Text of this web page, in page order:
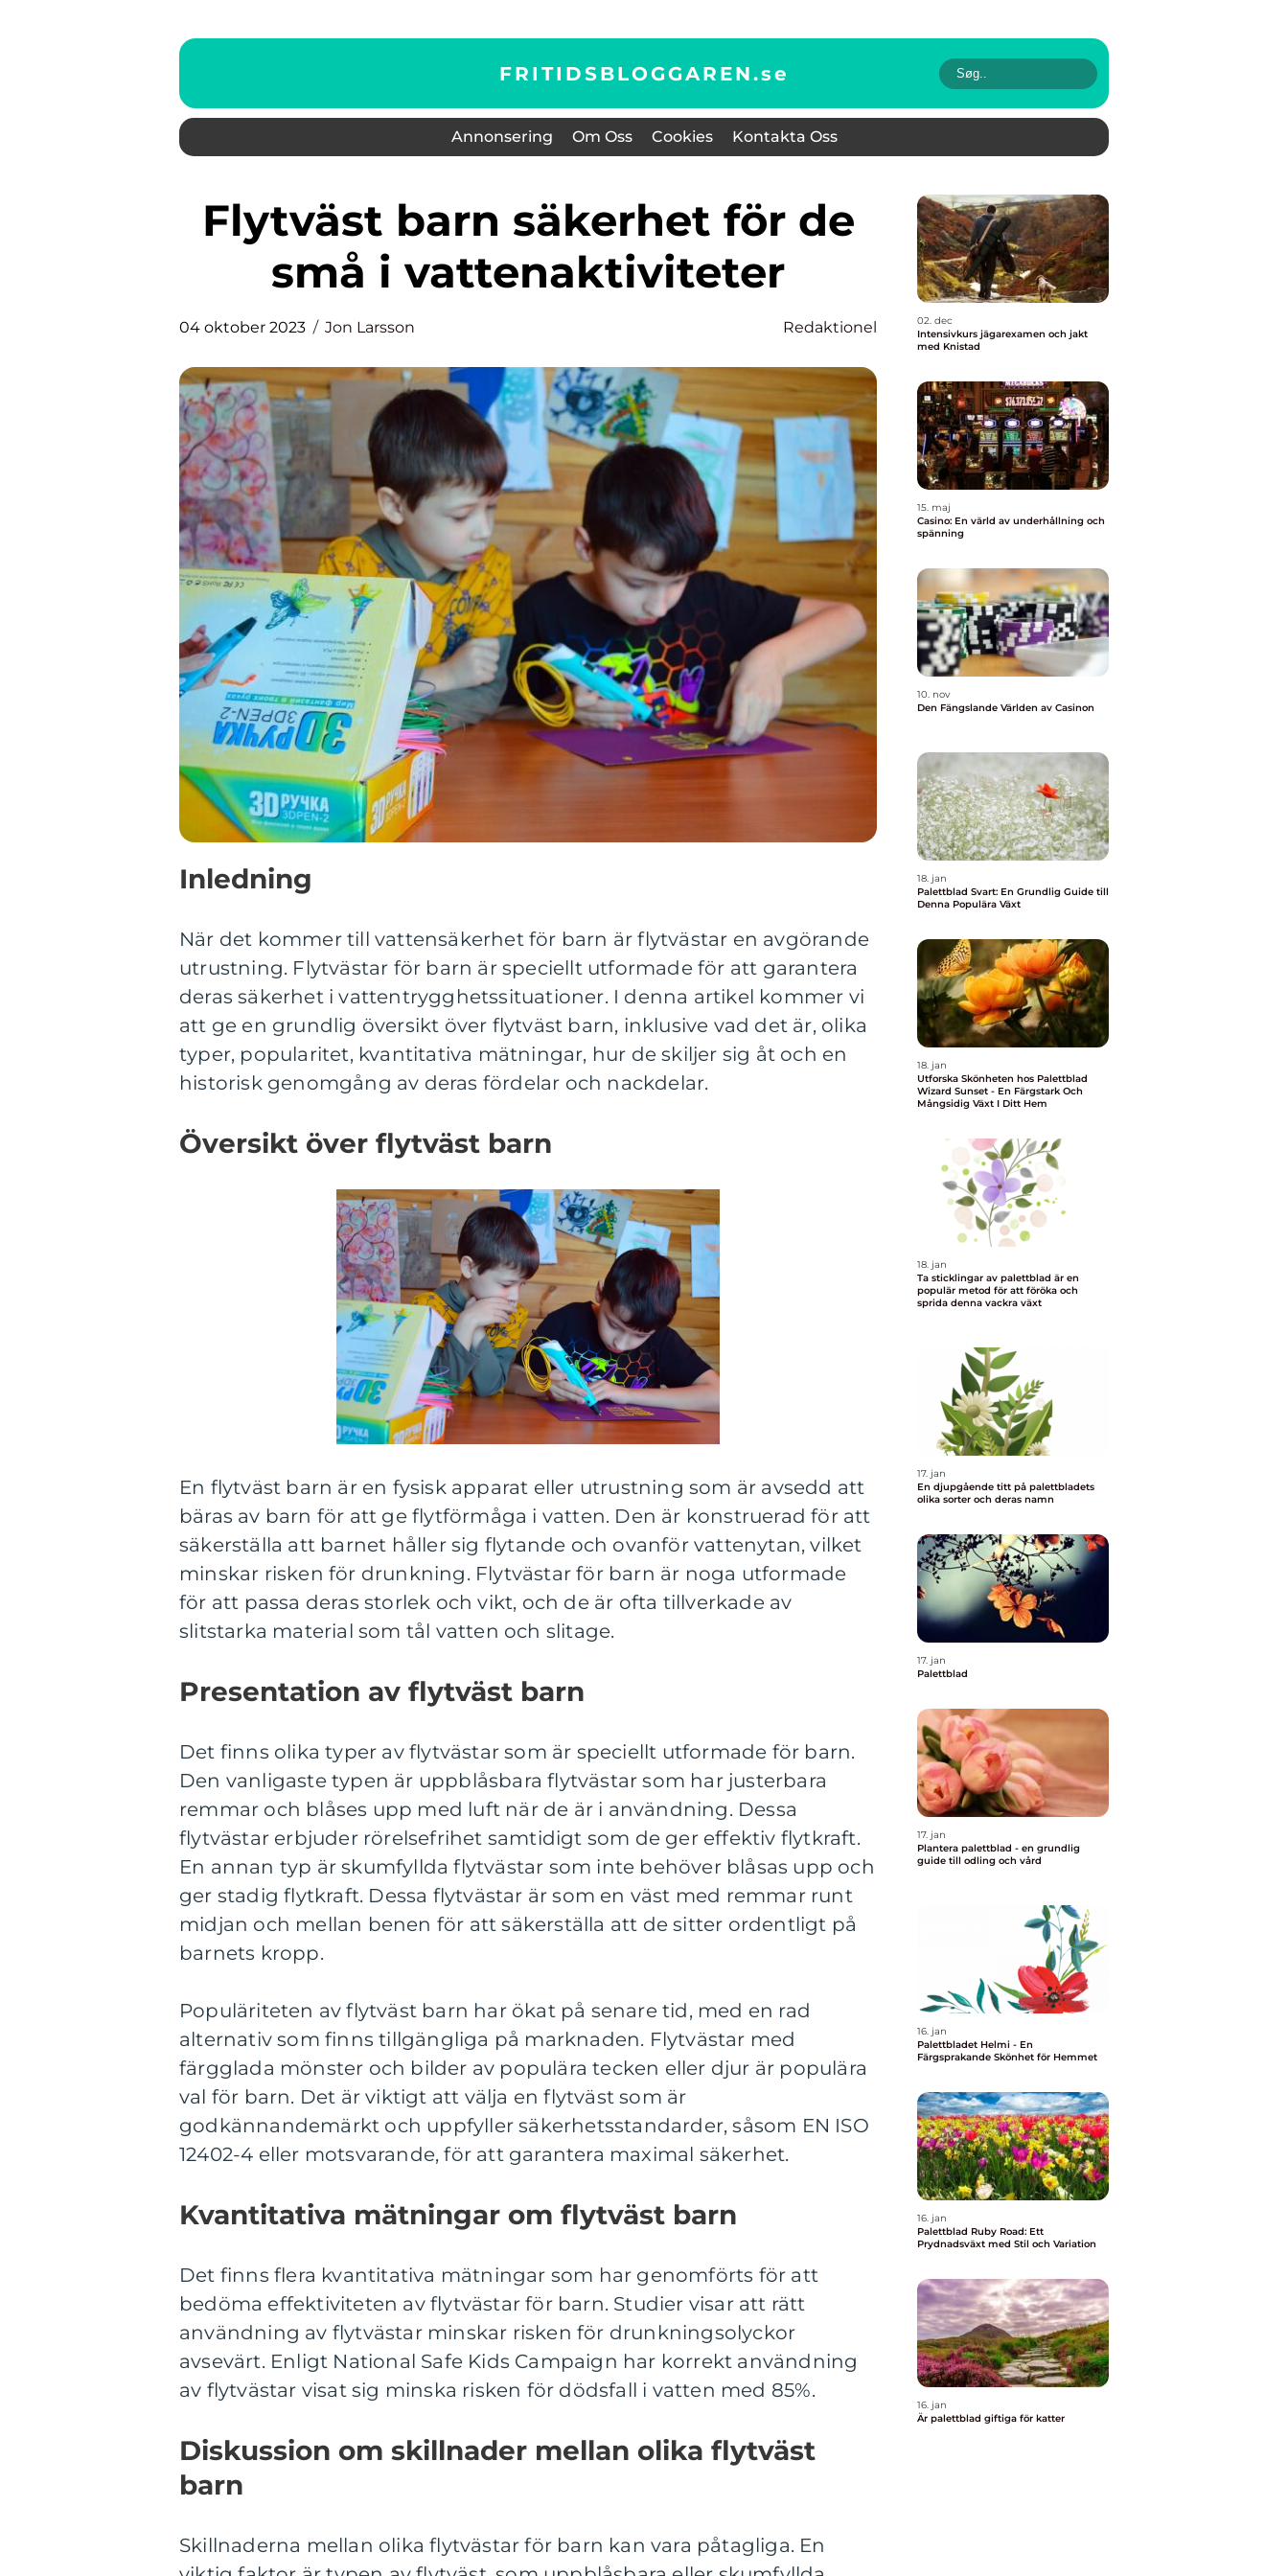
FRITIDSBLOGGAREN.se
Annonsering Om Oss Cookies Kontakta Oss
Flytväst barn säkerhet för de
små i vattenaktiviteter
04 oktober 2023 Jon Larsson Redaktionel
Inledning
När det kommer till vattensäkerhet för barn är flytvästar en avgörande
utrustning. Flytvästar för barn är speciellt utformade för att garantera
deras säkerhet i vattentrygghetssituationer. I denna artikel kommer vi
att ge en grundlig översikt över flytväst barn, inklusive vad det är, olika
typer, popularitet, kvantitativa mätningar, hur de skiljer sig åt och en
historisk genomgång av deras fördelar och nackdelar.
Översikt över flytväst barn
En flytväst barn är en fysisk apparat eller utrustning som är avsedd att
bäras av barn för att ge flytförmåga i vatten. Den är konstruerad för att
säkerställa att barnet håller sig flytande och ovanför vattenytan, vilket
minskar risken för drunkning. Flytvästar för barn är noga utformade
för att passa deras storlek och vikt, och de är ofta tillverkade av
slitstarka material som tål vatten och slitage.
Presentation av flytväst barn
Det finns olika typer av flytvästar som är speciellt utformade för barn.
Den vanligaste typen är uppblåsbara flytvästar som har justerbara
remmar och blåses upp med luft när de är i användning. Dessa
flytvästar erbjuder rörelsefrihet samtidigt som de ger effektiv flytkraft.
En annan typ är skumfyllda flytvästar som inte behöver blåsas upp och
ger stadig flytkraft. Dessa flytvästar är som en väst med remmar runt
midjan och mellan benen för att säkerställa att de sitter ordentligt på
barnets kropp.
Populäriteten av flytväst barn har ökat på senare tid, med en rad
alternativ som finns tillgängliga på marknaden. Flytvästar med
färgglada mönster och bilder av populära tecken eller djur är populära
val för barn. Det är viktigt att välja en flytväst som är
godkännandemärkt och uppfyller säkerhetsstandarder, såsom EN ISO
12402-4 eller motsvarande, för att garantera maximal säkerhet.
Kvantitativa mätningar om flytväst barn
Det finns flera kvantitativa mätningar som har genomförts för att
bedöma effektiviteten av flytvästar för barn. Studier visar att rätt
användning av flytvästar minskar risken för drunkningsolyckor
avsevärt. Enligt National Safe Kids Campaign har korrekt användning
av flytvästar visat sig minska risken för dödsfall i vatten med 85%.
Diskussion om skillnader mellan olika flytväst
barn
Skillnaderna mellan olika flytvästar för barn kan vara påtagliga. En
02. dec
Intensivkurs jägarexamen och jakt
med Knistad
15. maj
Casino: En värld av underhållning och
spänning
10. nov
Den Fängslande Världen av Casinon
18. jan
Palettblad Svart: En Grundlig Guide till
Denna Populära Växt
18. jan
Utforska Skönheten hos Palettblad
Wizard Sunset - En Färgstark Och
Mångsidig Växt I Ditt Hem
18. jan
Ta sticklingar av palettblad är en
populär metod för att föröka och
sprida denna vackra växt
17. jan
En djupgående titt på palettbladets
olika sorter och deras namn
17. jan
Palettblad
17. jan
Plantera palettblad - en grundlig
guide till odling och vård
16. jan
Palettbladet Helmi - En
Färgsprakande Skönhet för Hemmet
16. jan
Palettblad Ruby Road: Ett
Prydnadsväxt med Stil och Variation
16. jan
Är palettblad giftiga för katter